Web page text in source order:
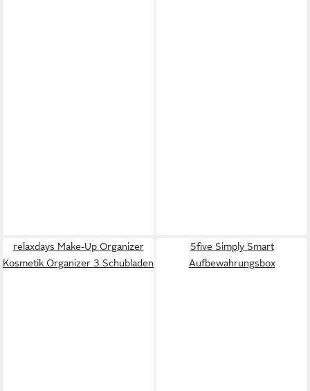
relaxdays Make-Up Organizer
Kosmetik Organizer 3 Schubladen
5five Simply Smart
Aufbewahrungsbox